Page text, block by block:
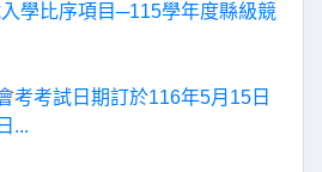
學比序項目─115學年度縣級競
考考試日期訂於116年5月15日
...